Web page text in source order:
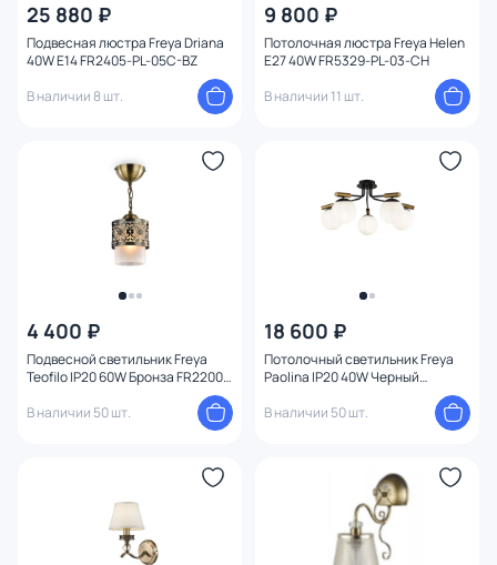
25 880 ₽
Подвесная люстра Freya Driana
40W E14 FR2405-PL-05C-BZ
В наличии 8 шт.
9 800 ₽
Потолочная люстра Freya Helen
E27 40W FR5329-PL-03-CH
В наличии 11 шт.
4 400 ₽
Подвесной светильник Freya
Teofilo IP20 60W Бронза FR2200-
В наличии 50 шт.
18 600 ₽
Потолочный светильник Freya
Paolina IP20 40W Черный
В наличии 50 шт.
Форма
Форма плафона
Конструкция